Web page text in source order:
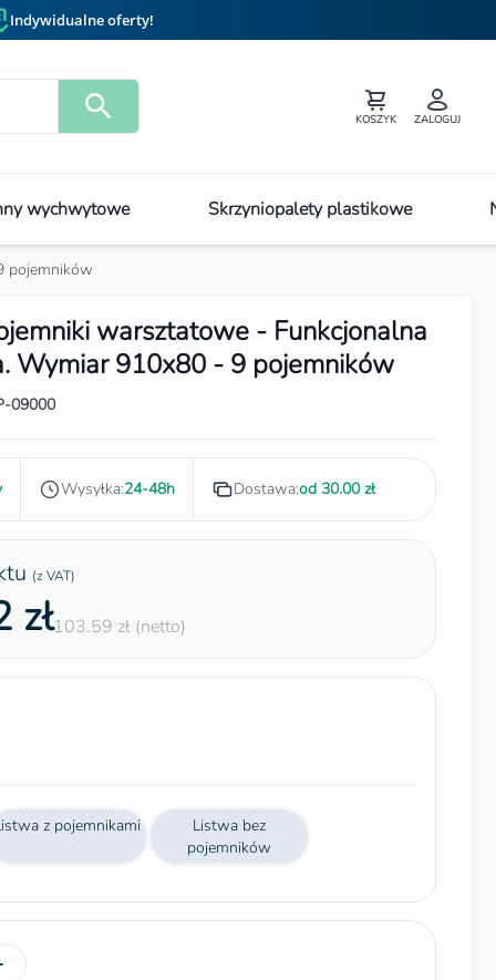
Indywidualne oferty!
KOSZYK ZALOGUJ
wychwytowe Skrzyniopalety plastikowe
pojemników
warsztatowe - Funkcjonalna
Wymiar 910x80 - 9 pojemników
09000
Wysyłka:24-48h Dostawa:od 30.00 zł
(z VAT)
zł103.59 zł (netto)
z pojemnikami
Listwa bez
pojemników